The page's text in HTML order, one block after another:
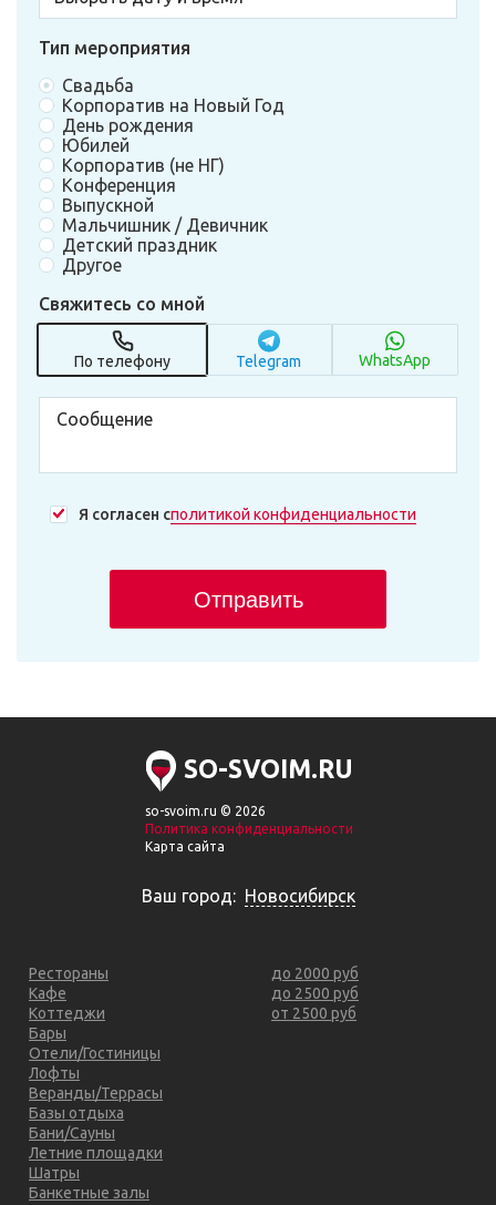
Тип мероприятия
Свадьба
Корпоратив на Новый Год
День рождения
Юбилей
Корпоратив (не НГ)
Конференция
Выпускной
Мальчишник / Девичник
Детский праздник
Другое
Свяжитесь со мной
По телефону Telegram WhatsApp
Я согласен сполитикой конфиденциальности
Отправить
SO-SVOIM.RU
so-svoim.ru © 2026
Политика конфиденциальности
Карта сайта
Ваш город: Новосибирск
Рестораны
Кафе
Коттеджи
Бары
Отели/Гостиницы
Лофты
Веранды/Террасы
Базы отдыха
Бани/Сауны
Летние площадки
Шатры
Банкетные залы
до 2000 руб
до 2500 руб
от 2500 руб